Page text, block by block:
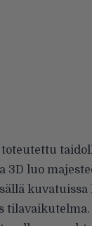
3D luo
kuvatuissa
tilavaikutelma.